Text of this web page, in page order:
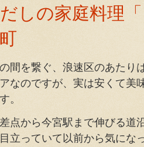
しの家庭料理
間を繋ぐ、浪速区のあたり
なのですが、実は安くて美
。
点から今宮駅まで伸びる道
立っていて以前から気にな